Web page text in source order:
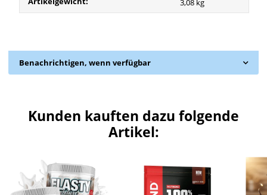
3,08 kg
Benachrichtigen, wenn verfügbar
Kunden kauften dazu folgende
Artikel: